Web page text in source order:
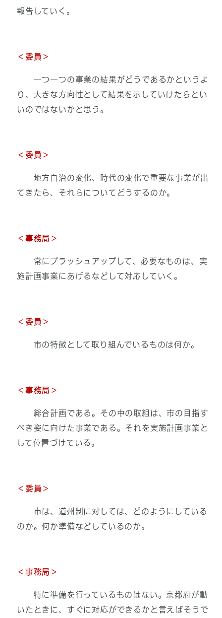
報告していく。
＜委員＞
一つ一つの事業の結果がどうであるかというよ
り、大きな方向性として結果を示していけたらとい
いのではないかと思う。
＜ 委員＞
地方自治の変化、時代の変化で重要な事業が出
てきたら、それらについてどうするのか。
＜事務局＞
常にブラッシュアップして、必要なものは、実
施計画事業にあげるなどして対応していく。
＜委員＞
市の特徴として取り組んでいるものは何か。
＜事務局＞
総合計画である。その中の取組は、市の目指す
べき姿に向けた事業である。それを実施計画事業と
して位置づけている。
＜ 委員＞
市は、道州制に対しては、どのようにしている
のか。何か準備などしているのか。
＜事務局＞
特に準備を行っているものはない。京都府が動
いたときに、すぐに対応ができるかと言えばそうで